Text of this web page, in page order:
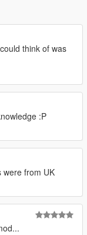
think of was
:P
were from UK